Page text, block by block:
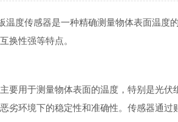
温度传感器是一种精确测量物体表面温
换性强等特点。
要用于测量物体表面的温度，特别是光
劣环境下的稳定性和准确性。传感器通